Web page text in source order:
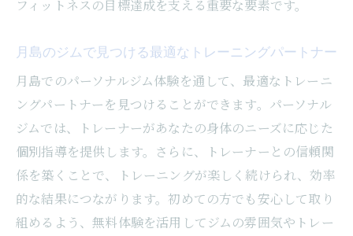
フィットネスの目標達成を支える重要な要素です。
月島のジムで見つける最適なトレーニングパートナー
月島でのパーソナルジム体験を通して、最適なトレーニ
ングパートナーを見つけることができます。パーソナル
ジムでは、トレーナーがあなたの身体のニーズに応じた
個別指導を提供します。さらに、トレーナーとの信頼関
係を築くことで、トレーニングが楽しく続けられ、効率
的な結果につながります。初めての方でも安心して取り
組めるよう、無料体験を活用してジムの雰囲気やトレー